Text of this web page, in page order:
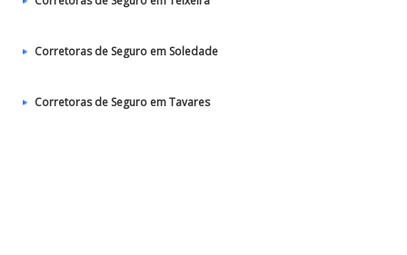
Corretoras de Seguro em Soledade
Corretoras de Seguro em Tavares